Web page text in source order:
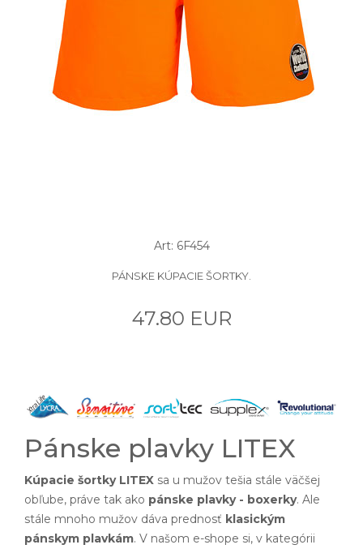
Art: 6F454
PÁNSKE KÚPACIE ŠORTKY.
47.80 EUR
Pánske plavky LITEX
Kúpacie šortky LITEX sa u mužov tešia stále väčšej
obľube, práve tak ako pánske plavky - boxerky. Ale
stále mnoho mužov dáva prednosť klasickým
pánskym plavkám. V našom e-shope si, v kategórii